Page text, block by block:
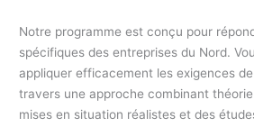
Notre programme est conçu pour
spécifiques des entreprises du Nord.
appliquer efficacement les exigences
travers une approche combinant
mises en situation réalistes et des